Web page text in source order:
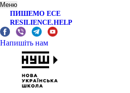
Меню
ПИШЕМО ЕСЕ
RESILIENCE.HELP
Напишіть нам